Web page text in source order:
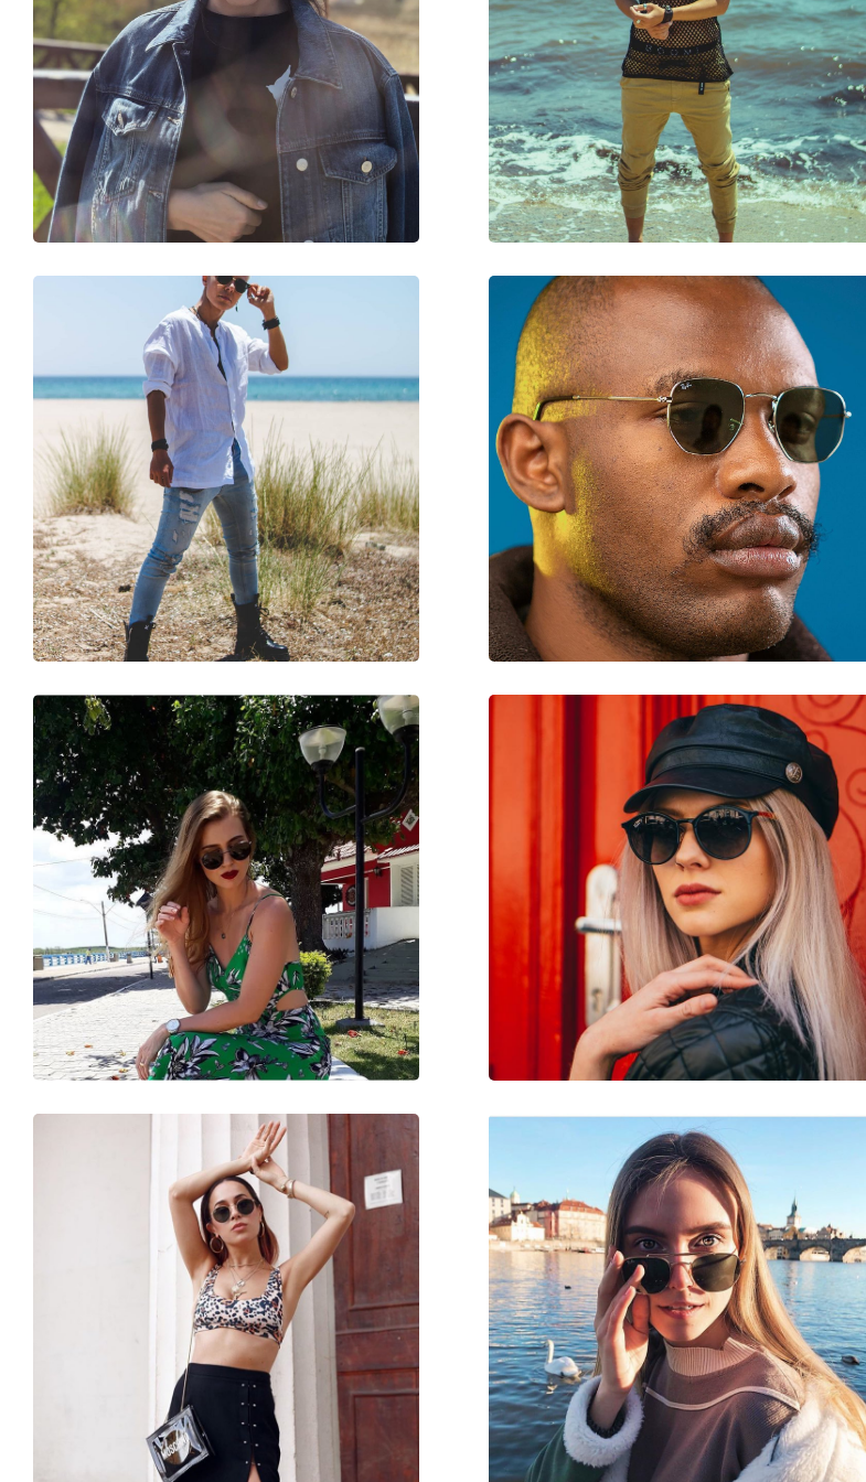
Materiale montatura:
Plastica
Taglia:
M
Larghezza montatura:
133 mm
Lunghezza asta (Asta):
145 mm
Ponte:
18 mm
Peso:
110 g
Naselli regolabili:
No
Panno per pulizia:
Altro
Unisex
Categorie:
Occhiali da sole
Marca:
Ray-Ban
Utilizzo:
Moda
Codice:
RB2193 901/58 51
Anche con lenti graduate:
No